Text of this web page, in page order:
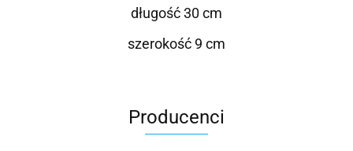
długość 30 cm
szerokość 9 cm
Producenci